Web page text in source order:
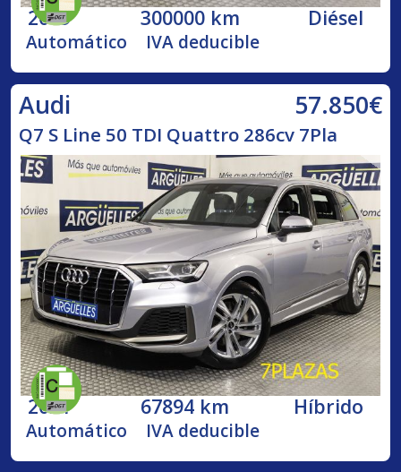
2009 300000 km Diésel
Automático IVA deducible
Audi 57.850€
Q7 S Line 50 TDI Quattro 286cv 7Pla
2021 67894 km Híbrido
Automático IVA deducible